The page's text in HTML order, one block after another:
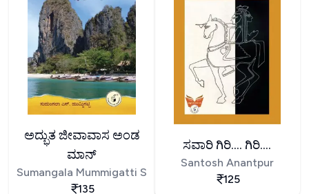
ಅದ್ಭುತ ಜೀವಾವಾಸ ಅಂಡ
ಮಾನ್
Sumangala Mummigatti S
135
ಸವಾರಿ ಗಿರಿ.... ಗಿರಿ....
Santosh Anantpur
125